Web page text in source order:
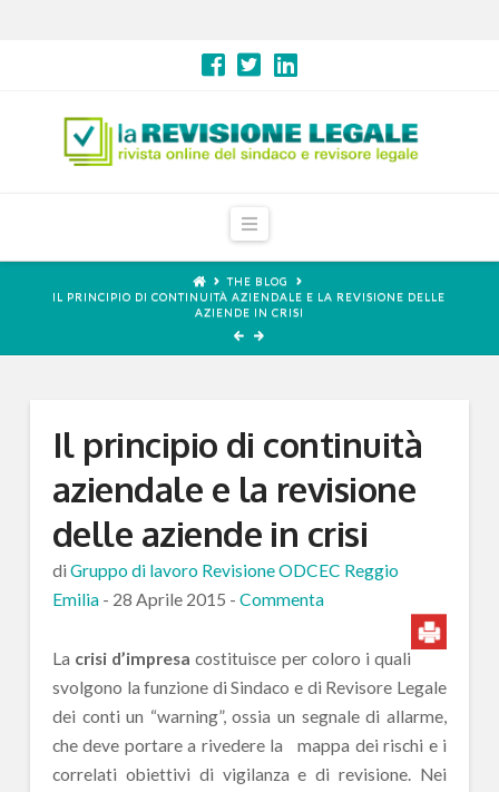
Navigation
THE BLOG
IL PRINCIPIO DI CONTINUITÀ AZIENDALE E LA REVISIONE DELLE
AZIENDE IN CRISI
Il principio di continuità
aziendale e la revisione
delle aziende in crisi
di Gruppo di lavoro Revisione ODCEC Reggio
Emilia- 28 Aprile 2015 - Commenta
La crisi d’impresa costituisce per coloro i quali
svolgono la funzione di Sindaco e di Revisore Legale
dei conti un “warning”, ossia un segnale di allarme,
che deve portare a rivedere la mappa dei rischi e i
correlati obiettivi di vigilanza e di revisione. Nei